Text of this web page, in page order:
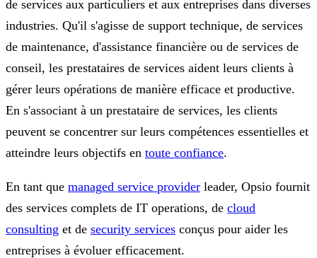
de services aux particuliers et aux entreprises dans diverses
industries. Qu'il s'agisse de support technique, de services
de maintenance, d'assistance financière ou de services de
conseil, les prestataires de services aident leurs clients à
gérer leurs opérations de manière efficace et productive.
En s'associant à un prestataire de services, les clients
peuvent se concentrer sur leurs compétences essentielles et
atteindre leurs objectifs en toute confiance.
En tant que managed service provider leader, Opsio fournit
des services complets de IT operations, de cloud
consulting et de security services conçus pour aider les
entreprises à évoluer efficacement.